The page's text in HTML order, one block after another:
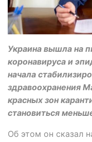
Украина вышла на
коронавируса и
начала
здравоохранения
красных зон
становиться
Об этом он сказал